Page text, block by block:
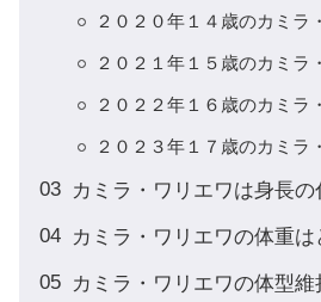
２０２０年１４歳のカミラ
２０２１年１５歳のカミラ
２０２２年１６歳のカミラ
２０２３年１７歳のカミラ
カミラ・ワリエワは身長
カミラ・ワリエワの体重は
カミラ・ワリエワの体型